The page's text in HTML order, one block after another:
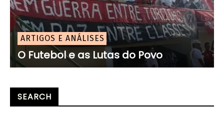
ARTIGOS E ANÁLISES
O Futebol e as Lutas do Povo
SEARCH